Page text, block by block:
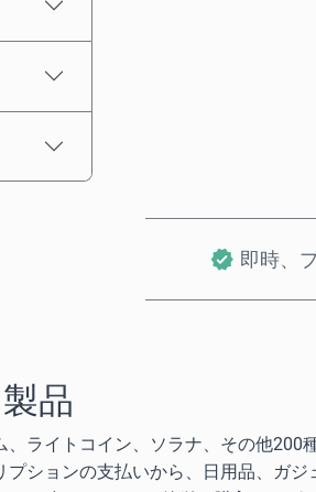
即時、
品
ライトコイン、ソラナ、その他200
ションの支払いから、日用品、ガ